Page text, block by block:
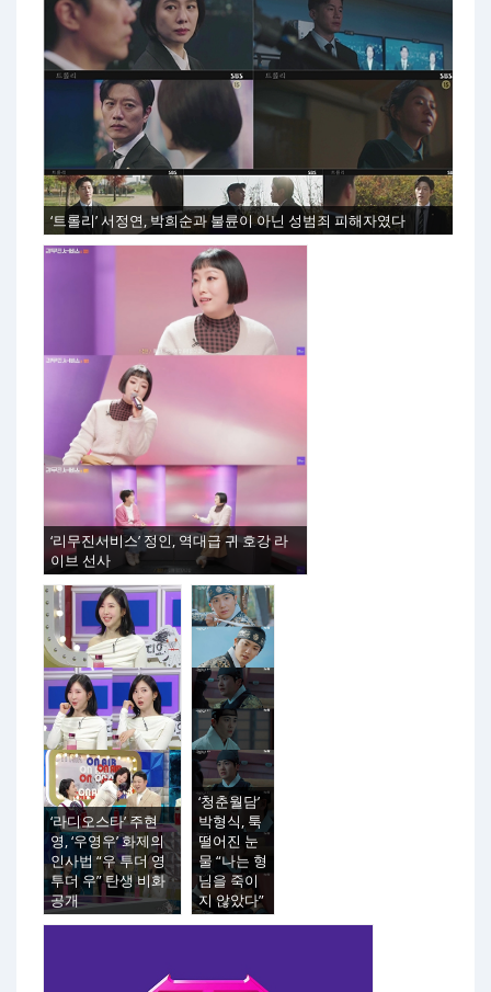
‘트롤리’ 서정연, 박희순과 불륜이 아닌 성범죄 피해자였다
‘리무진서비스’ 정인, 역대급 귀 호강 라
이브 선사
‘라디오스타’ 주현
영, ‘우영우’ 화제의
인사법 “우 투더 영
투더 우” 탄생 비화
공개
‘청춘월담’
박형식, 툭
떨어진 눈
물 “나는 형
님을 죽이
지 않았다”